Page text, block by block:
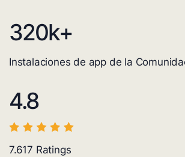
320k+
Instalaciones de app de la
4.8
7.617 Ratings